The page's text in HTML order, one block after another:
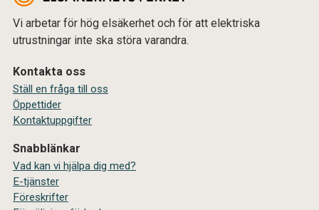
Vi arbetar för hög elsäkerhet och för att elektriska
utrustningar inte ska störa varandra.
Kontakta oss
Ställ en fråga till oss
Öppettider
Kontaktuppgifter
Snabblänkar
Vad kan vi hjälpa dig med?
E-tjänster
Föreskrifter